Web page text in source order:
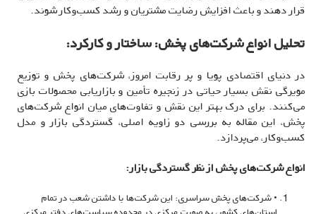
قرار دهند و باعث افزایش رضایت مشتریان و رشد کسب‌و‌کار شوند.
تحلیل انواع شرکت‌های پخش: ساختار و کارکرد:
در دنیای اقتصادی پویا و پر رقابت امروز، شرکت‌های پخش و توزیع
مویرگی نقش بسیار حیاتی در زنجیره تأمین و بازاریابی محصولات بازی
می‌کنند. برای درک بهتر این نقش و تفاوت‌های میان انواع شرکت‌های
پخش، این مقاله به بررسی دو زاویه اصلی، گستردگی بازار و مدل
کسب‌وکار، می‌پردازد.
انواع شرکت‌های پخش از نظر گستردگی بازار:
• شرکت‌های پخش سراسری: این شرکت‌ها با داشتن شعب در تمام